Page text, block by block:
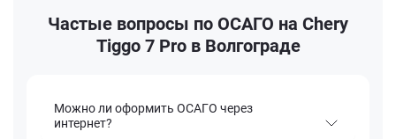
Частые вопросы по ОСАГО на Chery
Tiggo 7 Pro в Волгограде
Можно ли оформить ОСАГО через
интернет?